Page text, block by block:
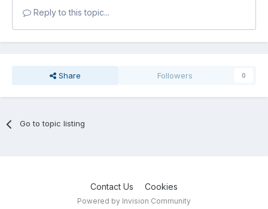
Reply to this topic...
Share Followers 0
Go to topic listing
Contact Us Cookies
Powered by Invision Community